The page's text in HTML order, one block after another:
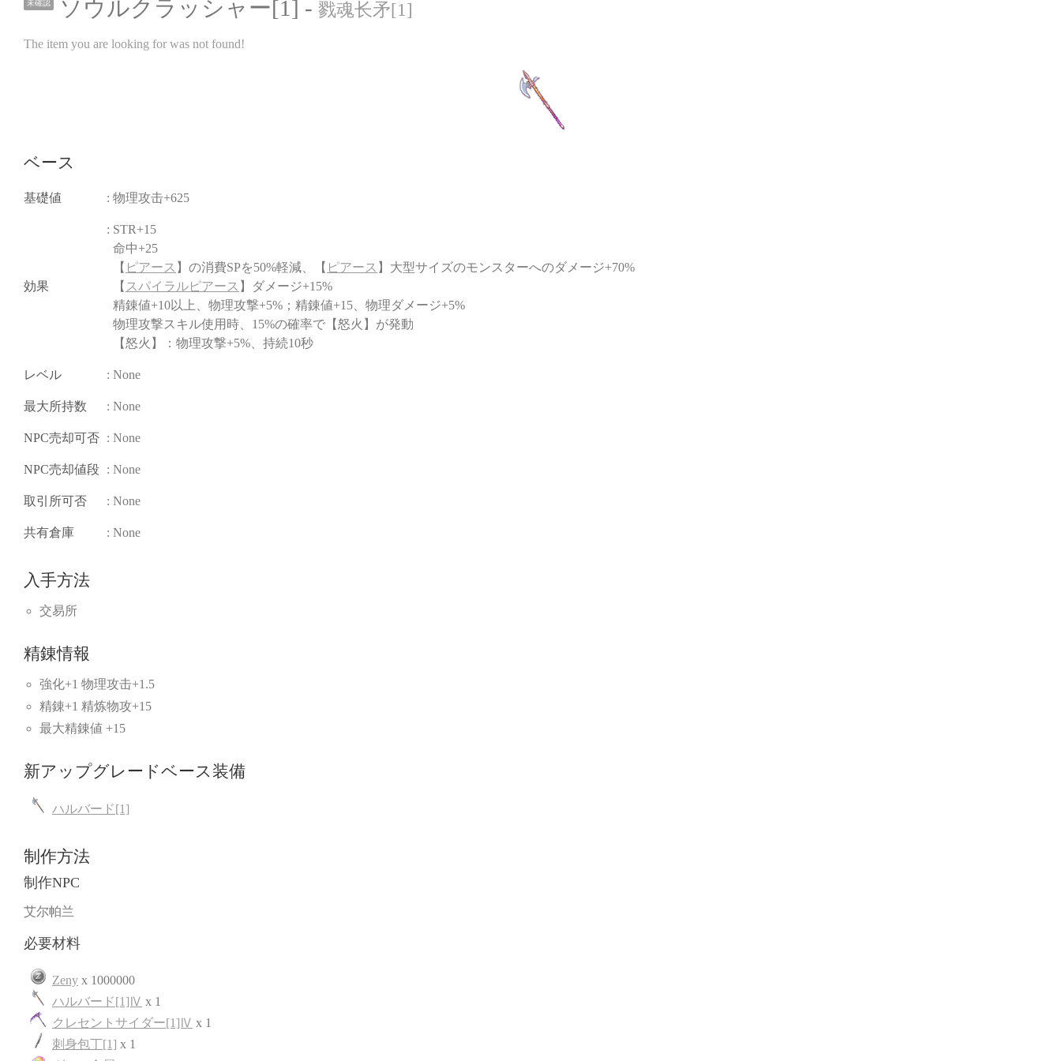
未確認 ソウルクラッシャー[1] - 戮魂长矛[1]
The item you are looking for was not found!
ベース
基礎値 : 物理攻击+625
効果
: STR+15
命中+25
【 ピアース 】の消費SPを50%軽減、【 ピアース 】大型サイズのモンスターへのダメージ+70%
【 スパイラルピアース 】ダメージ+15%
精錬値+10以上、物理攻撃+5%；精錬値+15、物理ダメージ+5%
物理攻撃スキル使用時、15%の確率で【怒火】が発動
【怒火】：物理攻撃+5%、持続10秒
レベル : None
最大所持数 : None
NPC売却可否 : None
NPC売却値段 : None
取引所可否 : None
共有倉庫 : None
入手方法
交易所
精錬情報
強化+1 物理攻击+1.5
精錬+1 精炼物攻+15
最大精錬値 +15
新アップグレードベース装備
ハルバード[1]
制作方法
制作NPC
艾尔帕兰
必要材料
Zeny x 1000000
ハルバード[1]Ⅳ x 1
クレセントサイダー[1]Ⅳ x 1
刺身包丁[1] x 1